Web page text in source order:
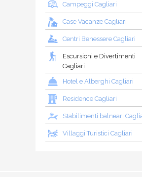
Campeggi Cagliari
Case Vacanze Cagliari
Centri Benessere Cagliari
Escursioni e Divertimenti
Cagliari
Hotel e Alberghi Cagliari
Residence Cagliari
Stabilimenti balneari
Villaggi Turistici Cagliari